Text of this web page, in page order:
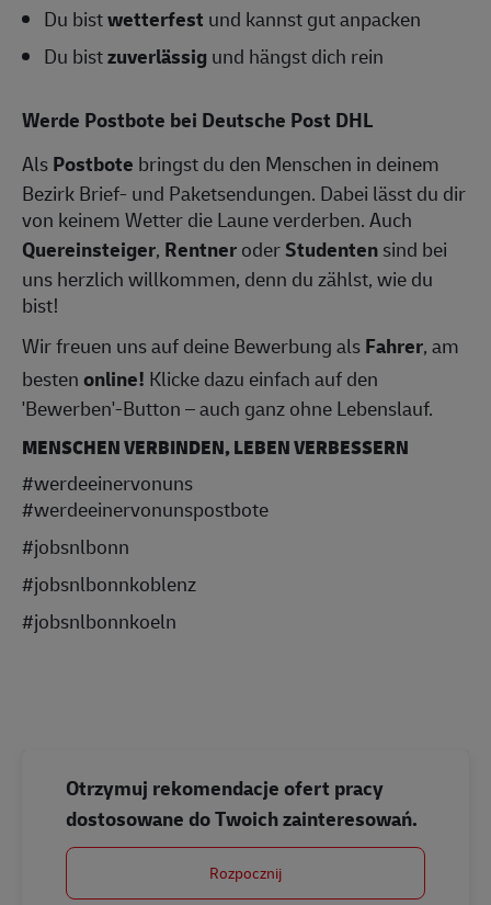
Du bistwetterfest und kannst gut anpacken
Du bistzuverlässigund hängst dich rein
Werde Postbote bei Deutsche Post DHL
AlsPostbote bringst du den Menschen in deinem
Bezirk Brief- und Paketsendungen. Dabei lässt du dir
von keinem Wetter die Laune verderben. Auch
Quereinsteiger, RentneroderStudentensind bei
uns herzlich willkommen, denn du zählst, wie du
bist!
Wir freuen uns auf deine Bewerbung alsFahrer, am
bestenonline! Klicke dazu einfach auf den
'Bewerben'-Button – auch ganz ohne Lebenslauf.
MENSCHEN VERBINDEN, LEBEN VERBESSERN
#werdeeinervonuns
#werdeeinervonunspostbote
#jobsnlbonn
#jobsnlbonnkoblenz
#jobsnlbonnkoeln
Otrzymuj rekomendacje ofert pracy
dostosowane do Twoich zainteresowań.
Rozpocznij